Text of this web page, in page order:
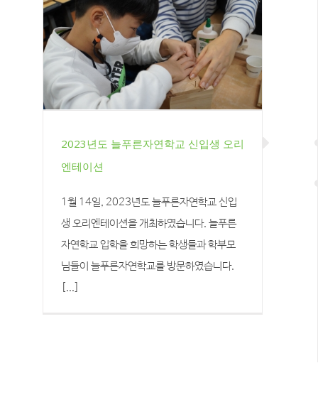
2023년도 늘푸른자연학교 신입
생 오리엔테이션
2023년도 늘푸른자연학교 신입생 오리
엔테이션
1월 14일, 2023년도 늘푸른자연학교 신입
생 오리엔테이션을 개최하였습니다. 늘푸른
자연학교 입학을 희망하는 학생들과 학부모
님들이 늘푸른자연학교를 방문하였습니다.
[...]